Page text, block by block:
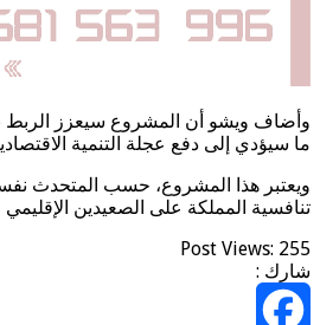
وأضاف ويشو أن المشروع سيعزز الربط
ما سيؤدي إلى دفع عجلة التنمية
ويعتبر هذا المشروع، حسب المتحدث
تنافسية المملكة على الصعيدين الإقليمي
Post Views: 255
شارك :